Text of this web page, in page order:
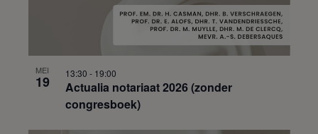
MEI
19
Actualia notariaat 2026 (zonder
congresboek)
13:30 - 19:00